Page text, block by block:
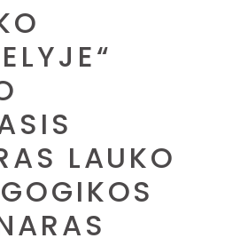
LAUKO